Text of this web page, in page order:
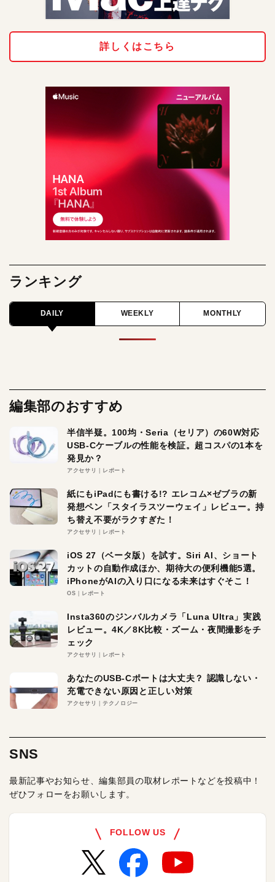
詳しくはこちら
ランキング
DAILY WEEKLY MONTHLY
編集部のおすすめ
半信半疑。100均・Seria（セリア）の60W対応
USB-Cケーブルの性能を検証。超コスパの1本を
発見か？
アクセサリ レポート
紙にもiPadにも書ける!? エレコム×ゼブラの新
発想ペン「スタイラスツーウェイ」レビュー。持
ち替え不要がラクすぎた！
アクセサリ レポート
iOS 27（ベータ版）を試す。Siri AI、ショート
カットの自動作成ほか、期待大の便利機能5選。
iPhoneがAIの入り口になる未来はすぐそこ！
OS レポート
Insta360のジンバルカメラ「Luna Ultra」実践
レビュー。4K／8K比較・ズーム・夜間撮影をチ
ェック
アクセサリ レポート
あなたのUSB-Cポートは大丈夫？ 認識しない・
充電できない原因と正しい対策
アクセサリ テクノロジー
SNS
最新記事やお知らせ、編集部員の取材レポートなどを投稿中！
ぜひフォローをお願いします。
FOLLOW US